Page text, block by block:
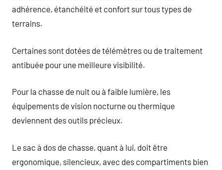
adhérence, étanchéité et confort sur tous types de
terrains.
Certaines sont dotées de télémètres ou de traitement
antibuée pour une meilleure visibilité.
Pour la chasse de nuit ou à faible lumière, les
équipements de vision nocturne ou thermique
deviennent des outils précieux.
Le sac à dos de chasse, quant à lui, doit être
ergonomique, silencieux, avec des compartiments bien